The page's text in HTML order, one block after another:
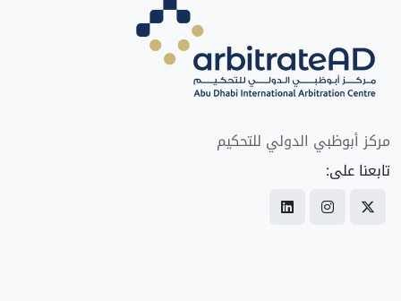
مركز أبوظبي الدولي للتحكيم
تابعنا على: